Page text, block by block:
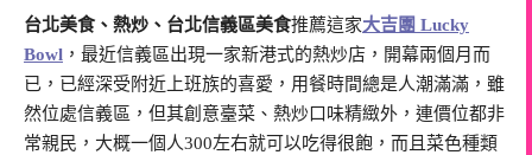
台北美食、熱炒、台北信義區美食推薦這家大吉團 Lucky
Bowl ，最近信義區出現一家新港式的熱炒店，開幕兩個月而
已，已經深受附近上班族的喜愛，用餐時間總是人潮滿滿，雖
然位處信義區，但其創意臺菜、熱炒口味精緻外，連價位都非
常親民，大概一個人300左右就可以吃得很飽，而且菜色種類